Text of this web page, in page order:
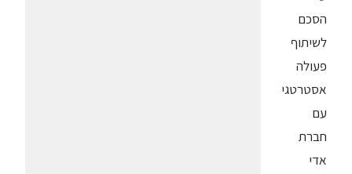
הסכם
לשיתוף
פעולה
אסטרטגי
עם
חברת
אדי